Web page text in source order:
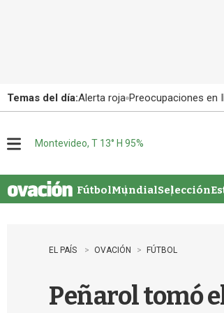
Temas del día:Alerta roja Preocupaciones en
u
Montevideo, T 13° H 95%
FútbolMundialSelección
EL PAÍS OVACIÓN FÚTBOL
Peñarol tomó